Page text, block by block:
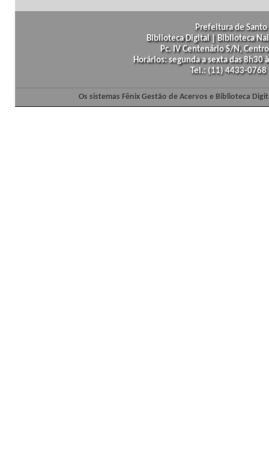
Prefeitura de
Biblioteca Digital | Biblioteca
Pc. IV Centenário S/N,
Horários: segunda a sexta das
Tel.: (11) 4433-
Os sistemas Fênix Gestão de Acervos e Biblioteca